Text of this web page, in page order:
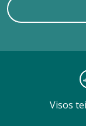
Visos